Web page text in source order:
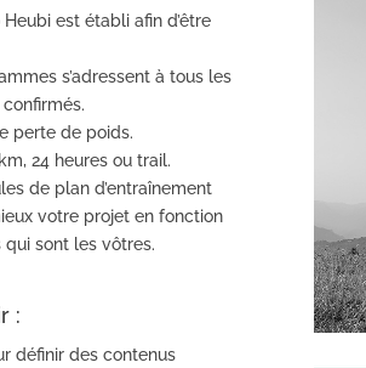
est établi afin d’être
s’adressent à tous les
perte de poids.
24 heures ou trail.
de plan d’entraînement
votre projet en fonction
sont les vôtres.
:
définir des contenus